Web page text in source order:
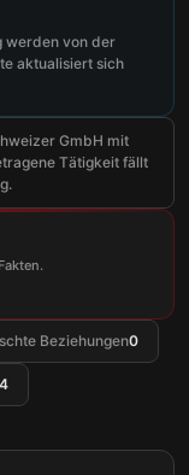
werden von der
aktualisiert sich
GmbH mit
Tätigkeit fällt
Beziehungen0